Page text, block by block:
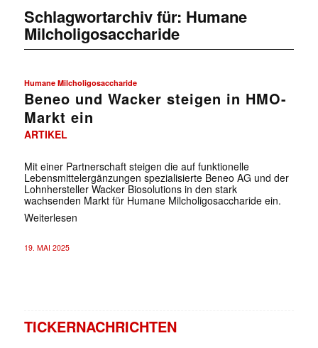
Schlagwortarchiv für: Humane
Milcholigosaccharide
Humane Milcholigosaccharide
Beneo und Wacker steigen in HMO-
Markt ein
ARTIKEL
Mit einer Partnerschaft steigen die auf funktionelle
Lebensmittelergänzungen spezialisierte Beneo AG und der
Lohnhersteller Wacker Biosolutions in den stark
wachsenden Markt für Humane Milcholigosaccharide ein.
Weiterlesen
19. MAI 2025
TICKERNACHRICHTEN